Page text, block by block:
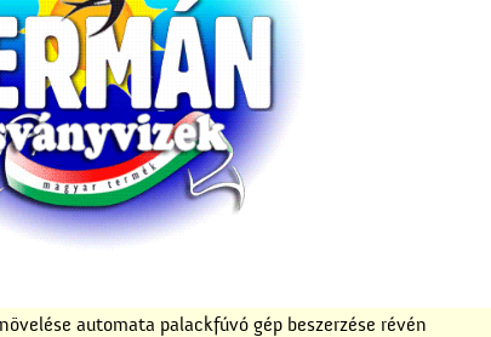
automata palackfúvó gép beszerzése révén